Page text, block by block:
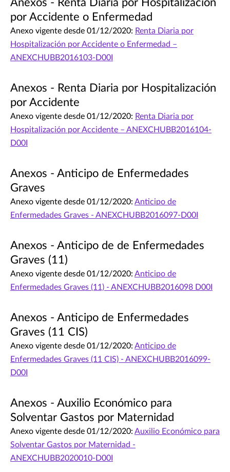
Anexos - Renta Diaria por Hospitalización
por Accidente o Enfermedad
Anexo vigente desde 01/12/2020: Renta Diaria por
Hospitalización por Accidente o Enfermedad –
ANEXCHUBB2016103-D00I
Anexos - Renta Diaria por Hospitalización
por Accidente
Anexo vigente desde 01/12/2020: Renta Diaria por
Hospitalización por Accidente – ANEXCHUBB2016104-
D00I
Anexos - Anticipo de Enfermedades
Graves
Anexo vigente desde 01/12/2020: Anticipo de
Enfermedades Graves - ANEXCHUBB2016097-D00I
Anexos - Anticipo de de Enfermedades
Graves (11)
Anexo vigente desde 01/12/2020: Anticipo de
Enfermedades Graves (11) - ANEXCHUBB2016098 D00I
Anexos - Anticipo de Enfermedades
Graves (11 CIS)
Anexo vigente desde 01/12/2020: Anticipo de
Enfermedades Graves (11 CIS) - ANEXCHUBB2016099-
D00I
Anexos - Auxilio Económico para
Solventar Gastos por Maternidad
Anexo vigente desde 01/12/2020: Auxilio Económico para
Solventar Gastos por Maternidad -
ANEXCHUBB2020010-D00I